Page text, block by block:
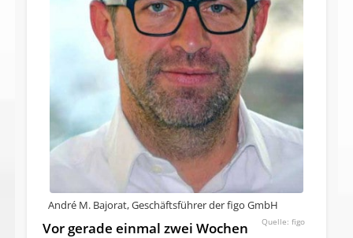
André M. Bajorat, Geschäftsführer der figo GmbH
figo
Vor gerade einmal zwei Wochen